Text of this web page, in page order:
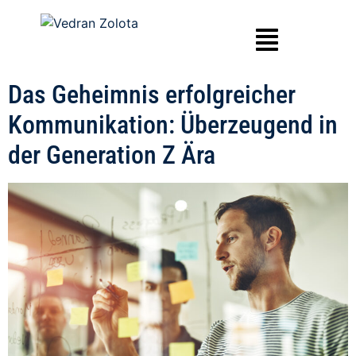
Das Geheimnis erfolgreicher
Kommunikation: Überzeugend in
der Generation Z Ära